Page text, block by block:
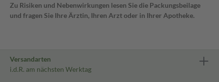
Zu Risiken und Nebenwirkungen lesen Sie die Packungsbeilage
und fragen Sie Ihre Ärztin, Ihren Arzt oder in Ihrer Apotheke.
Versandarten
i.d.R. am nächsten Werktag